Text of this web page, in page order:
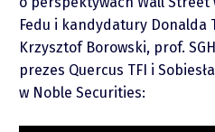
Fedu i kandydatury Donalda
Krzysztof Borowski, prof.
prezes Quercus TFI i
w Noble Securities: